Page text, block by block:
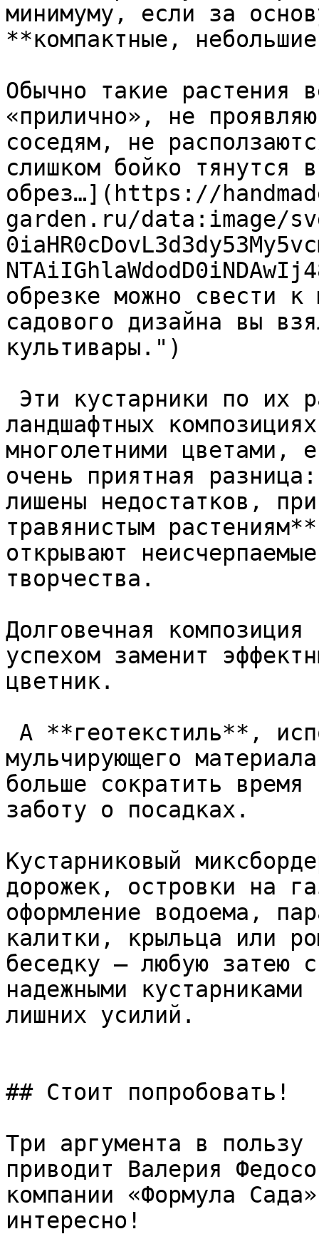
минимуму, если за
**компактные,
Обычно такие растения
«прилично», не
соседям, не
слишком бойко тянутся
обрез…](https://
garden.ru/data:image/
обрезке можно свести
садового дизайна вы
культивары.")
ландшафтных
многолетними цветами,
очень приятная
лишены недостатков,
травянистым
открывают
творчества.
Долговечная
успехом заменит
цветник.
мульчирующего
больше сократить
заботу о посадках.
Кустарниковый
дорожек, островки на
оформление водоема,
калитки, крыльца или
беседку — любую затею
надежными
лишних усилий.
## Стоит попробовать!
Три аргумента в пользу
приводит Валерия
компании «Формула
интересно!